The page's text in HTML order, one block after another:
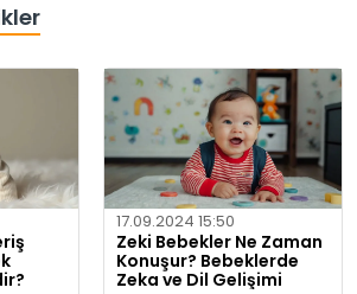
17.09.2024 15:50
Zeki Bebekler Ne Zaman
Konuşur? Bebeklerde
Zeka ve Dil Gelişimi